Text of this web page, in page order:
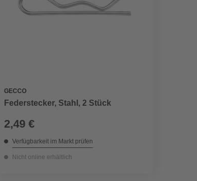
GECCO
Federstecker, Stahl, 2 Stück
2,49 €
Verfügbarkeit im Markt prüfen
Nicht online erhältlich